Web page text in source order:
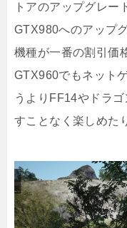
トアのアップグレー
GTX980へのアップ
機種が一番の割引価
GTX960でもネット
うよりFF14やドラ
すことなく楽しめた